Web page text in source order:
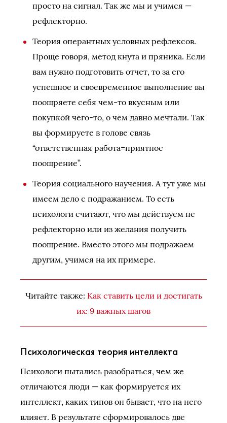
просто на сигнал. Так же мы и учимся —
рефлекторно.
Теория оперантных условных рефлексов.
Проще говоря, метод кнута и пряника. Если
вам нужно подготовить отчет, то за его
успешное и своевременное выполнение вы
поощряете себя чем-то вкусным или
покупкой чего-то, о чем давно мечтали. Так
вы формируете в голове связь
“ответственная работа=приятное
поощрение”.
Теория социального научения. А тут уже мы
имеем дело с подражанием. То есть
психологи считают, что мы действуем не
рефлекторно или из желания получить
поощрение. Вместо этого мы подражаем
другим, учимся на их примере.
Читайте также: Как ставить цели и достигать
их: 9 важных шагов
Психологическая теория интеллекта
Психологи пытались разобраться, чем же
отличаются люди — как формируется их
интеллект, каких типов он бывает, что на него
влияет. В результате сформировалось две